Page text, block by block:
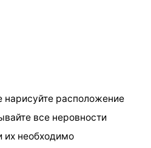
нарисуйте расположение
все неровности
их необходимо